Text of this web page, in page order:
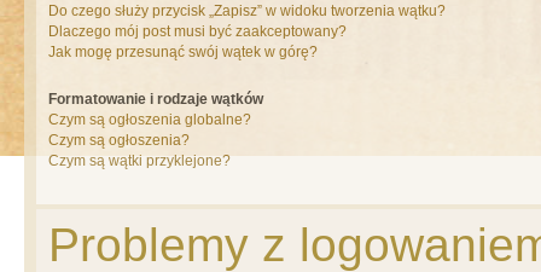
Do czego służy przycisk „Zapisz” w widoku tworzenia wątku?
Dlaczego mój post musi być zaakceptowany?
Jak mogę przesunąć swój wątek w górę?
Formatowanie i rodzaje wątków
Czym są ogłoszenia globalne?
Czym są ogłoszenia?
Czym są wątki przyklejone?
Problemy z